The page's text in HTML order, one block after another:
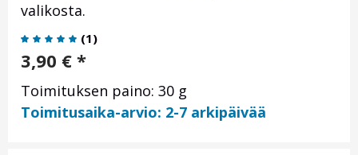
valikosta.
(1)
3,90 € *
Toimituksen paino: 30 g
Toimitusaika-arvio: 2-7 arkipäivää